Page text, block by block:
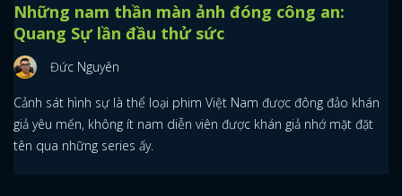
Những nam thần màn ảnh đóng công an:
Quang Sự lần đầu thử sức
Đức Nguyên
Cảnh sát hình sự là thể loại phim Việt Nam được đông đảo khán
giả yêu mến, không ít nam diễn viên được khán giả nhớ mặt đặt
tên qua những series ấy.